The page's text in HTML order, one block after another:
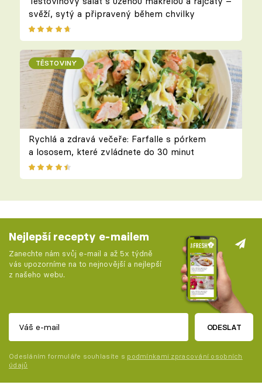
svěží, sytý a připravený během chvilky
TĚSTOVINY
Rychlá a zdravá večeře: Farfalle s pórkem
a lososem, které zvládnete do 30 minut
Nejlepší recepty e-mailem
Zanechte nám svůj e-mail a až 5x týdně
vás upozorníme na to nejnovější a nejlepší
z našeho webu.
ODESLAT
Odesláním formuláře souhlasíte s podmínkami zpracování osobních
údajů